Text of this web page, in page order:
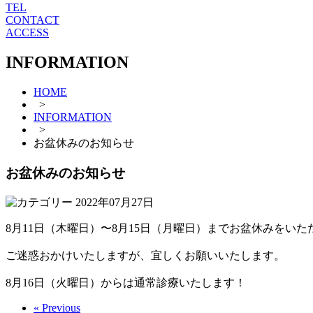
TEL
CONTACT
ACCESS
INFORMATION
HOME
>
INFORMATION
>
お盆休みのお知らせ
お盆休みのお知らせ
2022年07月27日
8月11日（木曜日）〜8月15日（月曜日）までお盆休みをいた
ご迷惑おかけいたしますが、宜しくお願いいたします。
8月16日（火曜日）からは通常診療いたします！
« Previous